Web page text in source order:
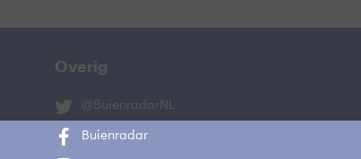
Overig
@BuienradarNL
Buienradar